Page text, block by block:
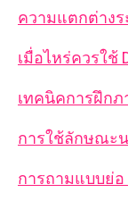
ความแตกต่างร
เมื่อไหร่ควรใช้
เทคนิคการฝึกภ
การใช้ลักษณะ
การถามแบบย่อ